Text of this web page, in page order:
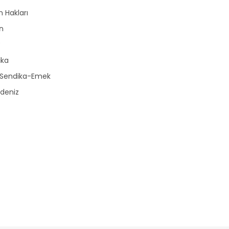
Hakları
Emek